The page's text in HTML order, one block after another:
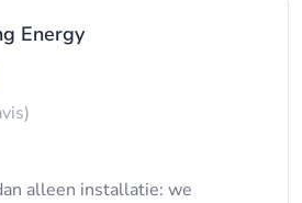
Energy
alleen installatie: we